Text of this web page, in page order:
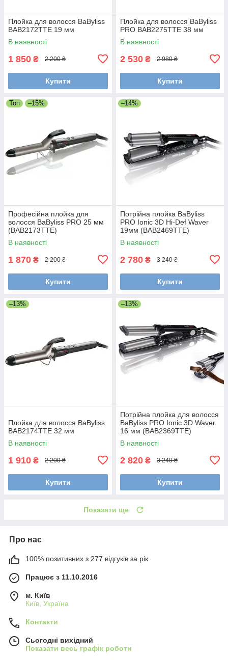
Плойка для волосся BaByliss
BAB2172TTE 19 мм
В наявності
1 850 ₴ 2 200 ₴
Купити
Плойка для волосся BaByliss
PRO BAB2275TTE 38 мм
В наявності
2 530 ₴ 2 980 ₴
Купити
Топ –15%
Професійна плойка для
волосся BaByliss PRO 25 мм
(BAB2173TTE)
В наявності
1 870 ₴ 2 200 ₴
Купити
–14%
Потрійна плойка BaByliss
PRO Ionic 3D Hi-Def Waver
19мм (BAB2469TTE)
В наявності
2 780 ₴ 3 240 ₴
Купити
–13%
Плойка для волосся BaByliss
BAB2174TTE 32 мм
В наявності
1 910 ₴ 2 200 ₴
Купити
–13%
Потрійна плойка для волосся
BaByliss PRO Ionic 3D Waver
16 мм (BAB2369TTE)
В наявності
2 820 ₴ 3 240 ₴
Купити
Показати ще
Про нас
100% позитивних з 277 відгуків за рік
Працює з 11.10.2016
м. Київ
Київ, Україна
Контакти
Сьогодні вихідний
Показати весь графік роботи